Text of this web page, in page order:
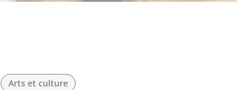
Arts et culture